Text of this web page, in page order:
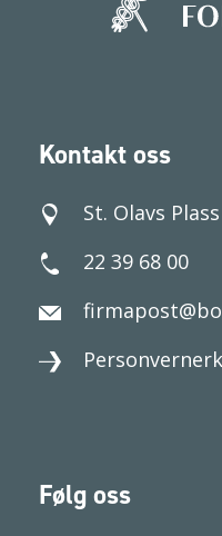
Kontakt oss
St. Olavs
22 39 68 00
Følg oss